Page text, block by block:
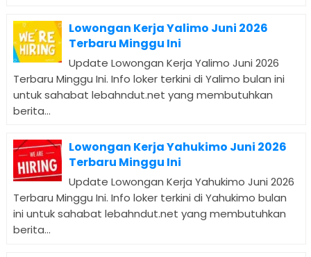
Lowongan Kerja Yalimo Juni 2026
Terbaru Minggu Ini
Update Lowongan Kerja Yalimo Juni 2026
Terbaru Minggu Ini. Info loker terkini di Yalimo bulan ini
untuk sahabat lebahndut.net yang membutuhkan
berita...
Lowongan Kerja Yahukimo Juni 2026
Terbaru Minggu Ini
Update Lowongan Kerja Yahukimo Juni 2026
Terbaru Minggu Ini. Info loker terkini di Yahukimo bulan
ini untuk sahabat lebahndut.net yang membutuhkan
berita...